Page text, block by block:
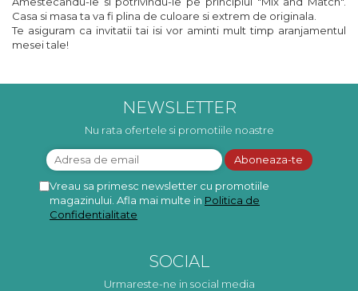
Casa si masa ta va fi plina de culoare si extrem de originala.
Te asiguram ca invitatii tai isi vor aminti mult timp aranjamentul
mesei tale!
NEWSLETTER
Nu rata ofertele si promotiile noastre
Vreau sa primesc newsletter cu promotiile
magazinului. Afla mai multe in Politica de
Confidentialitate
SOCIAL
Urmareste-ne in social media